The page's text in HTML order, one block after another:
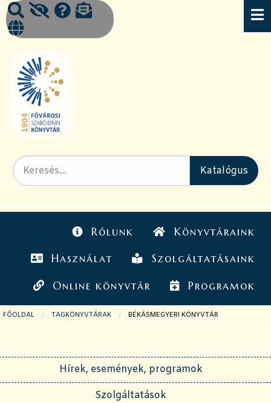
Rólunk Könyvtáraink
Használat Szolgáltatásaink
Online könyvtár Programok
FŐOLDAL TAGKÖNYVTÁRAK JELENLEGI OLDAL:
BÉKÁSMEGYERI KÖNYVTÁR
Hírek, események, programok
Szolgáltatások